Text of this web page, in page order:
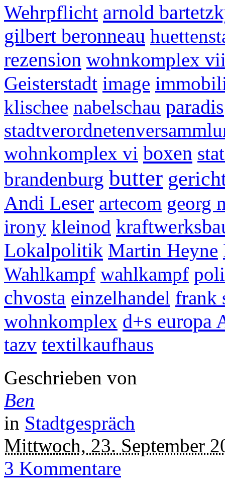
Wehrpflicht arnold
gilbert beronneau
rezension wohnkomplex
Geisterstadt image
klischee nabelschau paradis
wohnkomplex vi boxen
brandenburg butter
Andi Leser artecom georg
irony kleinod
Lokalpolitik Martin Heyne
Wahlkampf wahlkampf
chvosta einzelhandel frank
wohnkomplex d+s europa
tazv textilkaufhaus
Geschrieben von
Ben
in Stadtgespräch
Mittwoch, 23. September
3 Kommentare